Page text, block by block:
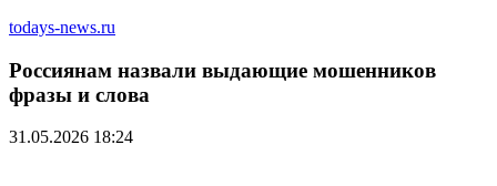
todays-news.ru
Россиянам назвали выдающие мошенников
фразы и слова
31.05.2026 18:24